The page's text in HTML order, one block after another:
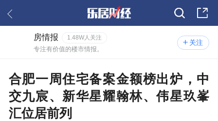
关注
房情报 1.48W人关注
专注有价值的楼市情报。
合肥一周住宅备案金额榜出炉，中
交九宸、新华星耀翰林、伟星玖峯
汇位居前列